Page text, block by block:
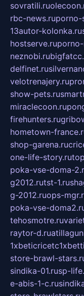
sovratili.ru
rbc-news.ruporno-
13autor-kolonka.ru
hostserve.ru
neznobi.ru
delfinet.ru
velotrenajery.ru
show-pets.ru
miraclecoon.ru
firehunters.ru
hometown-
shop-garena.ru
one-life-story.ru
poka-vse-doma-
g2012.rutst-1.ru
g-2012.ruops-
poka-vse-
tehosmotre.ru
raytor-d.ru
store-brawl-
sindika-01.rusp-
e-abis-1-c.ru